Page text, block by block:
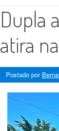
Dupla
atira
Postado por